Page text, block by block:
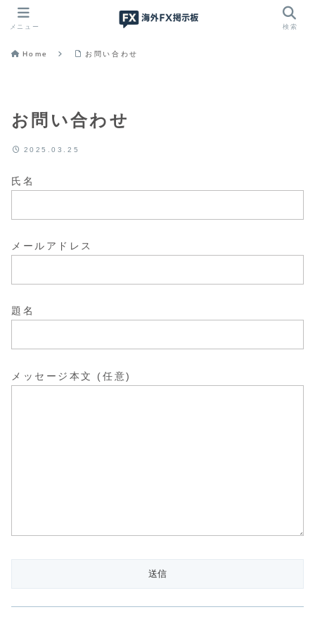
Home お問い合わせ
お問い合わせ
2025.03.25
氏名
メールアドレス
題名
メッセージ本文 (任意)
メニュー 検索